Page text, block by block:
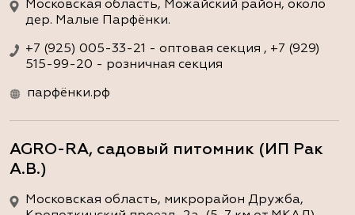
Московская область, Можайский район, около
дер. Малые Парфёнки.
+7 (925) 005-33-21 - оптовая секция , +7 (929)
515-99-20 - розничная секция
парфёнки.рф
AGRO-RA, садовый питомник (ИП Рак
А.В.)
Московская область, микрорайон Дружба,